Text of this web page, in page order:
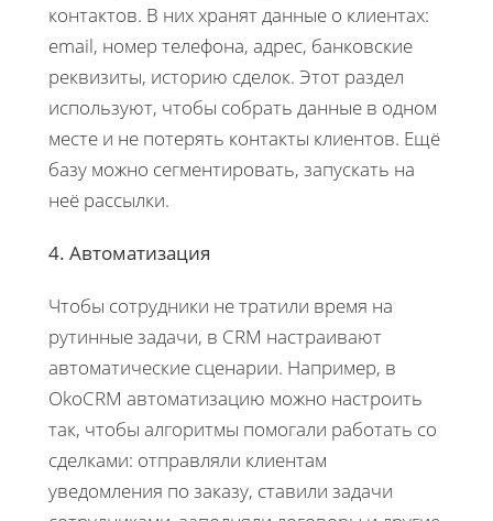
контактов. В них хранят данные о клиентах:
email, номер телефона, адрес, банковские
реквизиты, историю сделок. Этот раздел
используют, чтобы собрать данные в одном
месте и не потерять контакты клиентов. Ещё
базу можно сегментировать, запускать на
неё рассылки.
4. Автоматизация
Чтобы сотрудники не тратили время на
рутинные задачи, в CRM настраивают
автоматические сценарии. Например, в
OkoCRM автоматизацию можно настроить
так, чтобы алгоритмы помогали работать со
сделками: отправляли клиентам
уведомления по заказу, ставили задачи